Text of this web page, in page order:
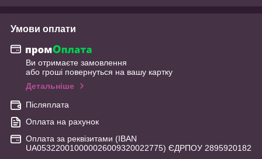
Умови оплати
Ви отримаєте замовлення
або гроші повернуться на вашу картку
Детальніше
Післяплата
Оплата на рахунок
Оплата за реквізитами (IBAN
UA053220010000026009320022775) ЄДРПОУ 2895920182